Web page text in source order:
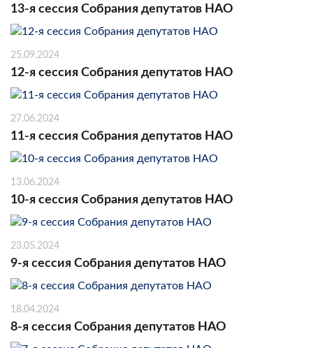
13-я сессия Собрания депутатов НАО
25.09.2024
12-я сессия Собрания депутатов НАО
27.06.2024
11-я сессия Собрания депутатов НАО
13.06.2024
10-я сессия Собрания депутатов НАО
23.05.2024
9-я сессия Собрания депутатов НАО
18.04.2024
8-я сессия Собрания депутатов НАО